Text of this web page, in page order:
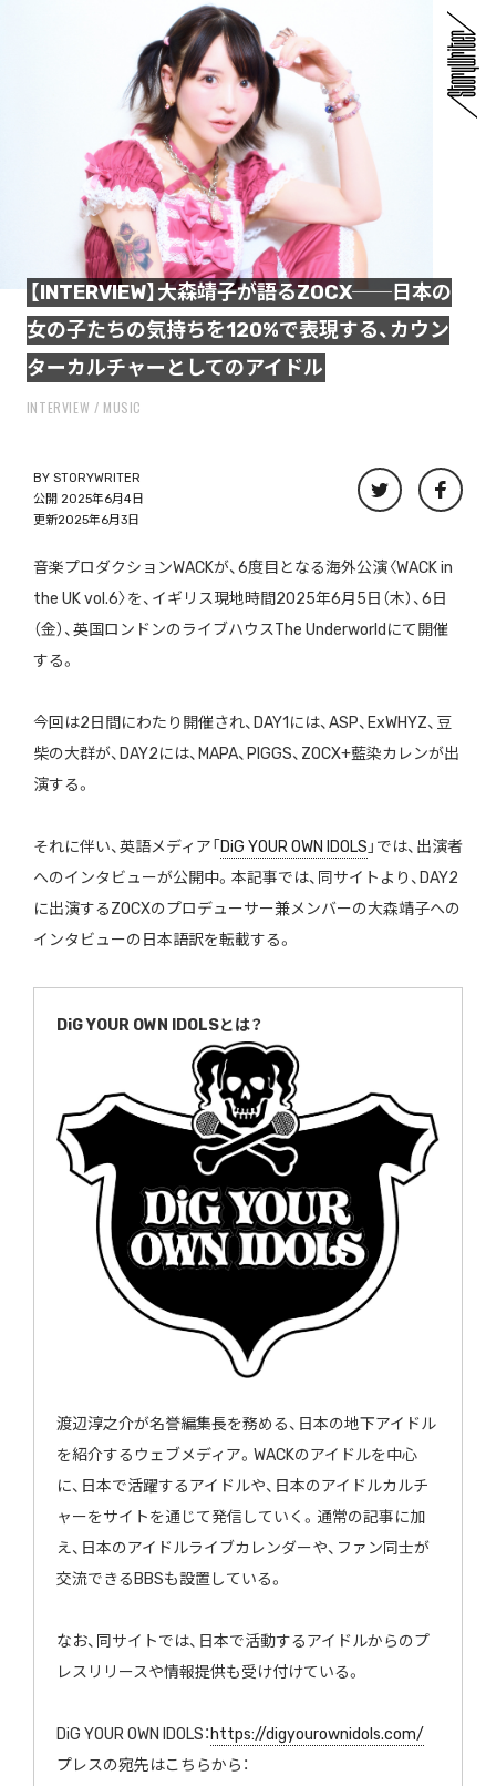
【INTERVIEW】大森靖子が語るZOCX──日本の
女の子たちの気持ちを120%で表現する、カウン
ターカルチャーとしてのアイドル
INTERVIEW MUSIC
BY STORYWRITER
公開 2025年6月4日
更新2025年6月3日
音楽プロダクションWACKが、6度目となる海外公演〈WACK in
the UK vol.6〉を、イギリス現地時間2025年6月5日（木）、6日
（金）、英国ロンドンのライブハウスThe Underworldにて開催
する。
今回は2日間にわたり開催され、DAY1には、ASP、ExWHYZ、豆
柴の大群が、DAY2には、MAPA、PIGGS、ZOCX+藍染カレンが出
演する。
それに伴い、英語メディア「 DiG YOUR OWN IDOLS 」では、出演者
へのインタビューが公開中。本記事では、同サイトより、DAY2
に出演するZOCXのプロデューサー兼メンバーの大森靖子への
インタビューの日本語訳を転載する。
DiG YOUR OWN IDOLSとは？
渡辺淳之介が名誉編集長を務める、日本の地下アイドル
を紹介するウェブメディア。WACKのアイドルを中心
に、日本で活躍するアイドルや、日本のアイドルカルチ
ャーをサイトを通じて発信していく。通常の記事に加
え、日本のアイドルライブカレンダーや、ファン同士が
交流できるBBSも設置している。
なお、同サイトでは、日本で活動するアイドルからのプ
レスリリースや情報提供も受け付けている。
DiG YOUR OWN IDOLS： https://digyourownidols.com/
プレスの宛先はこちらから：